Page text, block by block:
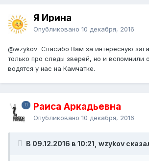
Я Ирина
Опубликовано 10 декабря, 2016
@wzykov Спасибо Вам за интересную
только про следы зверей, но и вспомнили
водятся у нас на Камчатке.
Раиса Аркадьевна
Опубликовано 10 декабря, 2016
В 09.12.2016 в 10:21, wzykov